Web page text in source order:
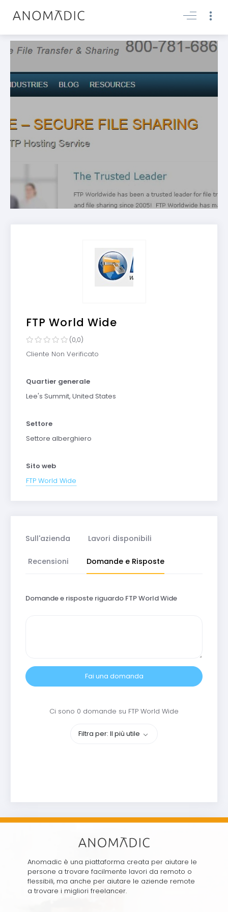
FTP World Wide
(0,0)
Cliente Non Verificato
Quartier generale
Lee's Summit, United States
Settore
Settore alberghiero
Sito web
FTP World Wide
Sull'azienda Lavori disponibili
Recensioni Domande e Risposte
Domande e risposte riguardo FTP World Wide
Fai una domanda
Ci sono 0 domande su FTP World Wide
Filtra per: Il più utile
Anomadic è una piattaforma creata per aiutare le
persone a trovare facilmente lavori da remoto o
flessibili, ma anche per aiutare le aziende remote
a trovare i migliori freelancer.